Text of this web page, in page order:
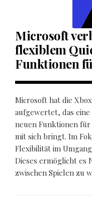
Microsoft
flexiblem
Funktionen
Microsoft hat die
aufgewertet, das eine
neuen Funktionen
mit sich bringt. Im
Flexibilität im
Dieses ermöglicht
zwischen Spielen zu